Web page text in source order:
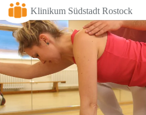
Klinikum Südstadt Rostock